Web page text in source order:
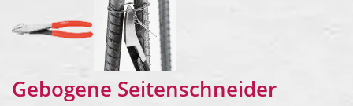
Gebogene Seitenschneider